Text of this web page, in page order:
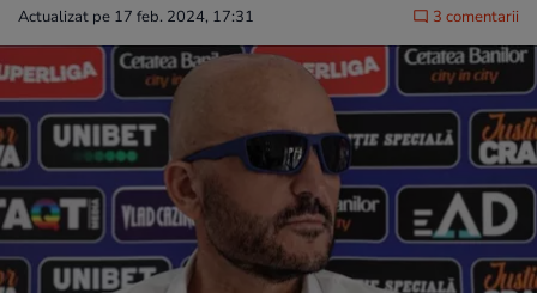
Actualizat pe 17 feb. 2024, 17:31 3 comentarii